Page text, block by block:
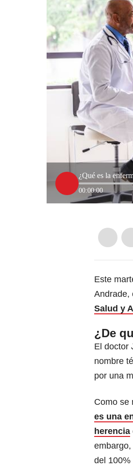
¿Qué es la
00:00:00
Este
Andrade,
Salud y
¿De
El doctor
nombre
por una
Como se
es una
herencia
del 100%